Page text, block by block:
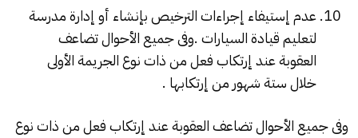
عدم إستيفاء إجراءات الترخيص بإنشاء أو إدارة مدرسة
لتعليم قيادة السيارات .وفى جميع الأحوال تضاعف
العقوبة عند إرتكاب فعل من ذات نوع الجريمة الأولى
خلال ستة شهور من إرتكابها .
وفى جميع الأحوال تضاعف العقوبة عند إرتكاب فعل من ذات نوع